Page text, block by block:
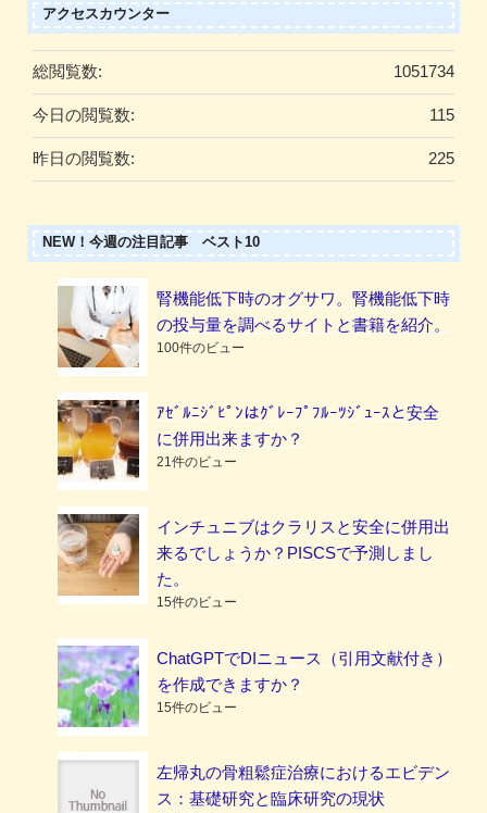
アクセスカウンター
1051734
総閲覧数:
115
今日の閲覧数:
225
昨日の閲覧数:
NEW！今週の注目記事 ベスト10
腎機能低下時のオグサワ。腎機能低下時
の投与量を調べるサイトと書籍を紹介。
100件のビュー
ｱｾﾞﾙﾆｼﾞﾋﾟﾝはｸﾞﾚｰﾌﾟﾌﾙｰﾂｼﾞｭｰｽと安全
に併用出来ますか？
21件のビュー
インチュニブはクラリスと安全に併用出
来るでしょうか？PISCSで予測しまし
た。
15件のビュー
ChatGPTでDIニュース（引用文献付き）
を作成できますか？
15件のビュー
左帰丸の骨粗鬆症治療におけるエビデン
ス：基礎研究と臨床研究の現状